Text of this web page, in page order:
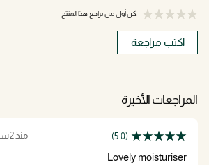
كن أول من يراجع هذا المنتج
اكتب مراجعة
المراجعات الأخيرة
(5.0) منذ 2 سنوات
Lovely moisturiser